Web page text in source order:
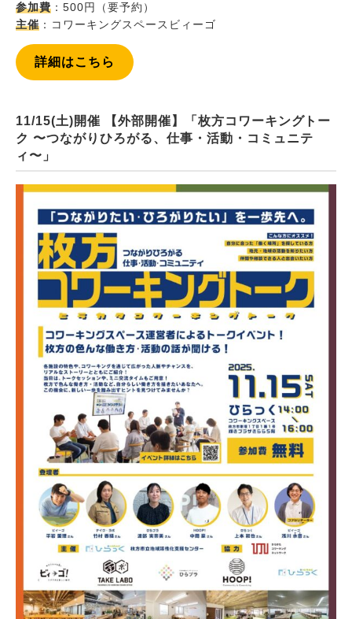
参加費：500円（要予約）
主催：コワーキングスペースビィーゴ
詳細はこちら
11/15(土)開催 【外部開催】「枚方コワーキングトー
ク 〜つながりひろがる、仕事・活動・コミュニテ
ィ〜」